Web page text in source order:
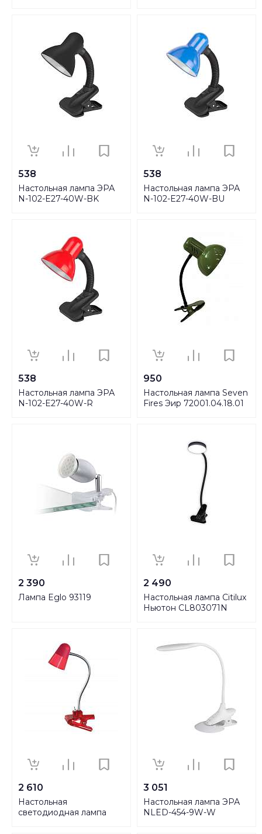
538
Настольная лампа ЭРА
N-102-E27-40W-BK
538
Настольная лампа ЭРА
N-102-E27-40W-BU
538
Настольная лампа ЭРА
N-102-E27-40W-R
950
Настольная лампа Seven
Fires Эир 72001.04.18.01
2 390
Лампа Eglo 93119
2 490
Настольная лампа Citilux
Ньютон CL803071N
2 610
Настольная
светодиодная лампа
3 051
Настольная лампа ЭРА
NLED-454-9W-W